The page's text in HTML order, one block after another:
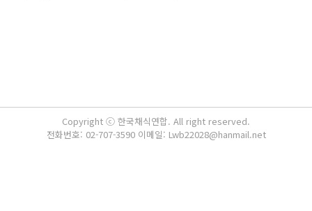
Copyright ⓒ 한국채식연합. All right reserved.
전화번호: 02-707-3590 이메일: Lwb22028@hanmail.net